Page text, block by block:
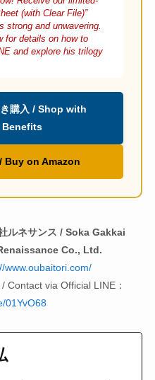
(with Clear File)”
strong and unwavering.
for details on how to
and explore his trilogy
購入 / Shop with
Benefits
Buy on Amazon
ルネサンス / Soka Gakkai
Co., Ltd.
www.oubaitori.com/
Contact via Official LINE：
01YvO68